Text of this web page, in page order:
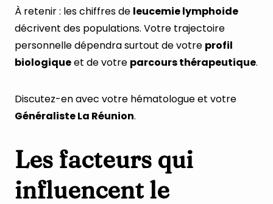
À retenir : les chiffres de leucemie lymphoide
décrivent des populations. Votre trajectoire
personnelle dépendra surtout de votre profil
biologiqueet de votre parcours thérapeutique.
Discutez-en avec votre hématologue et votre
Généraliste La Réunion.
Les facteurs qui
influencent le